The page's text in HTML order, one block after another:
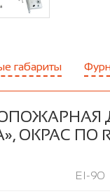
габариты
ОКРАС ПО
EI-90